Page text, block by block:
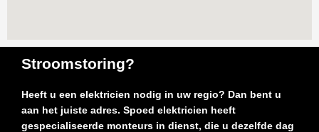
Stroomstoring?
Heeft u een elektricien nodig in uw regio? Dan bent u
aan het juiste adres. Spoed elektricien heeft
gespecialiseerde monteurs in dienst, die u dezelfde dag